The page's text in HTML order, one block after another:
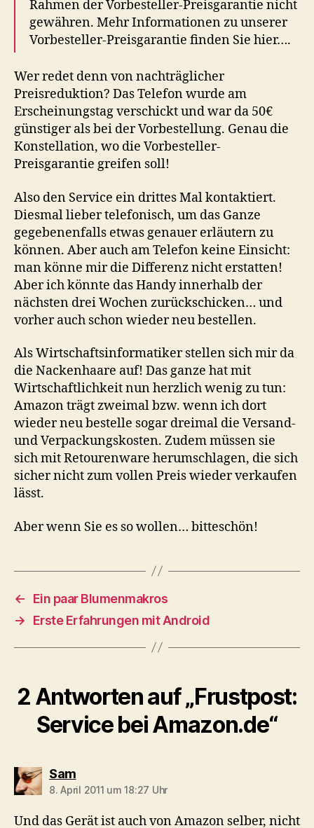
Rahmen der Vorbesteller-Preisgarantie nicht
gewähren. Mehr Informationen zu unserer
Vorbesteller-Preisgarantie finden Sie hier….
Wer redet denn von nachträglicher
Preisreduktion? Das Telefon wurde am
Erscheinungstag verschickt und war da 50€
günstiger als bei der Vorbestellung. Genau die
Konstellation, wo die Vorbesteller-
Preisgarantie greifen soll!
Also den Service ein drittes Mal kontaktiert.
Diesmal lieber telefonisch, um das Ganze
gegebenenfalls etwas genauer erläutern zu
können. Aber auch am Telefon keine Einsicht:
man könne mir die Differenz nicht erstatten!
Aber ich könnte das Handy innerhalb der
nächsten drei Wochen zurückschicken… und
vorher auch schon wieder neu bestellen.
Als Wirtschaftsinformatiker stellen sich mir da
die Nackenhaare auf! Das ganze hat mit
Wirtschaftlichkeit nun herzlich wenig zu tun:
Amazon trägt zweimal bzw. wenn ich dort
wieder neu bestelle sogar dreimal die Versand-
und Verpackungskosten. Zudem müssen sie
sich mit Retourenware herumschlagen, die sich
sicher nicht zum vollen Preis wieder verkaufen
lässt.
Aber wenn Sie es so wollen… bitteschön!
←
Ein paar Blumenmakros
→
Erste Erfahrungen mit Android
2 Antworten auf „Frustpost:
Service bei Amazon.de“
Samsagt:
8. April 2011 um 18:27 Uhr
Und das Gerät ist auch von Amazon selber, nicht